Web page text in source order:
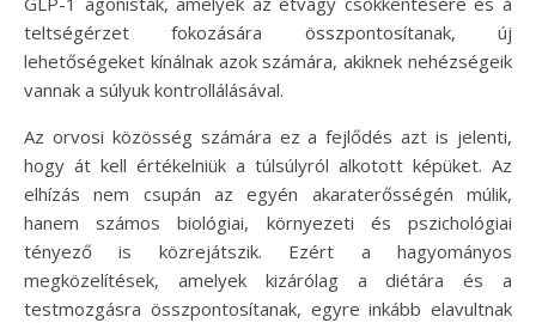
teltségérzet fokozására összpontosítanak, új
lehetőségeket kínálnak azok számára, akiknek nehézségeik
vannak a súlyuk kontrollálásával.
Az orvosi közösség számára ez a fejlődés azt is jelenti,
hogy át kell értékelniük a túlsúlyról alkotott képüket. Az
elhízás nem csupán az egyén akaraterősségén múlik,
hanem számos biológiai, környezeti és pszichológiai
tényező is közrejátszik. Ezért a hagyományos
megközelítések, amelyek kizárólag a diétára és a
testmozgásra összpontosítanak, egyre inkább elavultnak